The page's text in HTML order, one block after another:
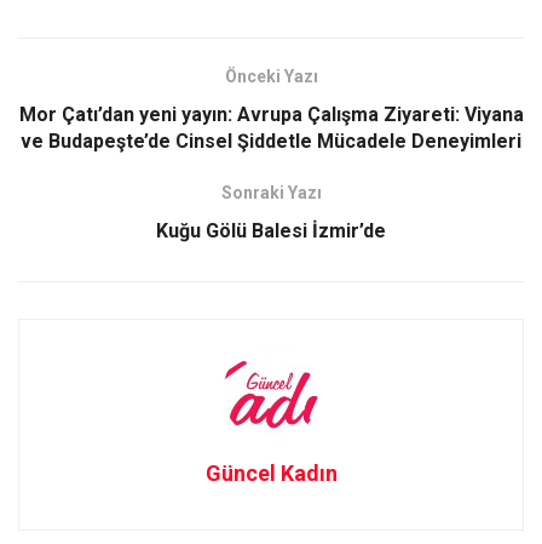
o
o
d
o
Önceki Yazı
Mor Çatı’dan yeni yayın: Avrupa Çalışma Ziyareti: Viyana
ve Budapeşte’de Cinsel Şiddetle Mücadele Deneyimleri
Sonraki Yazı
Kuğu Gölü Balesi İzmir’de
Güncel Kadın